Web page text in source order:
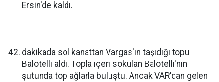
Ersin'de kaldı.
dakikada sol kanattan Vargas'ın taşıdığı topu
Balotelli aldı. Topla içeri sokulan Balotelli'nin
şutunda top ağlarla buluştu. Ancak VAR'dan gelen